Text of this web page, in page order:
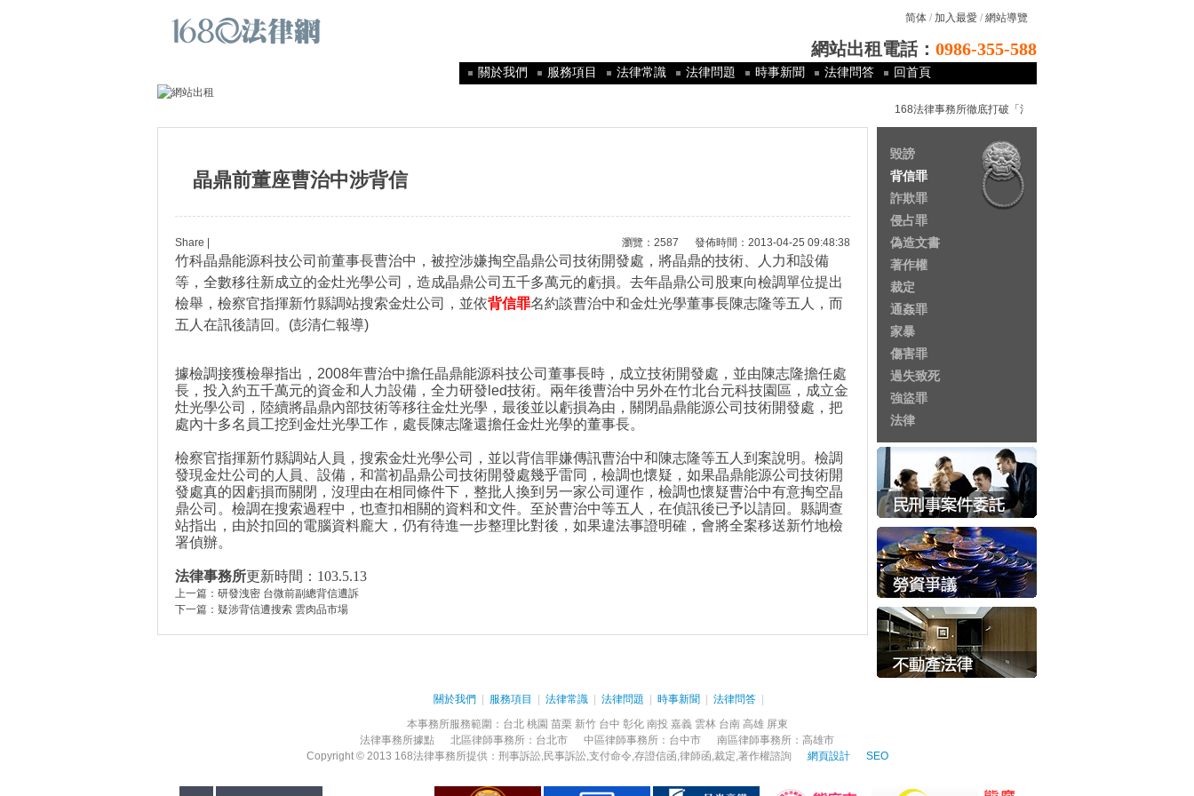
简体 / 加入最愛 / 網站導覽
網站出租電話： 0986-355-588
關於我們 服務項目 法律常識 法律問題 時事新聞 法律問答 回首頁
168法律事務所徹底打破「法律是有錢人的專利以及窮人的夢魘
晶鼎前董座曹治中涉背信
瀏覽：2587 發佈時間：2013-04-25 09:48:38
Share
竹科晶鼎能源科技公司前董事長曹治中，被控涉嫌掏空晶鼎公司技術開發處，將晶鼎的技術、人力和設備
等，全數移往新成立的金灶光學公司，造成晶鼎公司五千多萬元的虧損。去年晶鼎公司股東向檢調單位提出
檢舉，檢察官指揮新竹縣調站搜索金灶公司，並依背信罪名約談曹治中和金灶光學董事長陳志隆等五人，而
五人在訊後請回。(彭清仁報導)
據檢調接獲檢舉指出，2008年曹治中擔任晶鼎能源科技公司董事長時，成立技術開發處，並由陳志隆擔任處
長，投入約五千萬元的資金和人力設備，全力研發led技術。兩年後曹治中另外在竹北台元科技園區，成立金
灶光學公司，陸續將晶鼎內部技術等移往金灶光學，最後並以虧損為由，關閉晶鼎能源公司技術開發處，把
處內十多名員工挖到金灶光學工作，處長陳志隆還擔任金灶光學的董事長。
檢察官指揮新竹縣調站人員，搜索金灶光學公司，並以背信罪嫌傳訊曹治中和陳志隆等五人到案說明。檢調
發現金灶公司的人員、設備，和當初晶鼎公司技術開發處幾乎雷同，檢調也懷疑，如果晶鼎能源公司技術開
發處真的因虧損而關閉，沒理由在相同條件下，整批人換到另一家公司運作，檢調也懷疑曹治中有意掏空晶
鼎公司。檢調在搜索過程中，也查扣相關的資料和文件。至於曹治中等五人，在偵訊後已予以請回。縣調查
站指出，由於扣回的電腦資料龐大，仍有待進一步整理比對後，如果違法事證明確，會將全案移送新竹地檢
署偵辦。
法律事務所更新時間： 103.5.13
上一篇： 研發洩密 台微前副總背信遭訴
下一篇： 疑涉背信遭搜索 雲肉品市場
毀謗
背信罪
詐欺罪
侵占罪
偽造文書
著作權
裁定
通姦罪
家暴
傷害罪
過失致死
強盜罪
法律
關於我們 服務項目 法律常識 法律問題 時事新聞 法律問答
本事務所服務範圍：台北 桃園 苗栗 新竹 台中 彰化 南投 嘉義 雲林 台南 高雄 屏東
法律事務所據點 北區律師事務所：台北市 中區律師事務所：台中市 南區律師事務所：高雄市
Copyright © 2013 168法律事務所提供：刑事訴訟,民事訴訟,支付命令,存證信函,律師函,裁定,著作權諮詢 網頁設計 SEO